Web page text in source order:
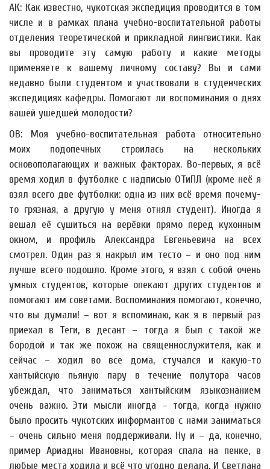
АК: Как известно, чукотская экспедиция проводится в том
числе и в рамках плана учебно-воспитательной работы
отделения теоретической и прикладной лингвистики. Как
вы проводите эту самую работу и какие методы
применяете к вашему личному составу? Вы и сами
недавно были студентом и участвовали в студенческих
экспедициях кафедры. Помогают ли воспоминания о днях
вашей ушедшей молодости?
ОВ: Моя учебно-воспитательная работа относительно
моих подопечных строилась на нескольких
основополагающих и важных факторах. Во-первых, я всё
время ходил в футболке с надписью ОТиПЛ (кроме неё я
взял всего две футболки: одна из них всё время почему-
то грязная, а другую у меня отнял студент). Иногда я
вешал её сушиться на верёвки прямо перед кухонным
окном, и профиль Александра Евгеньевича на всех
смотрел. Один раз я накрыл им тесто – и оно под ним
лучше всего подошло. Кроме этого, я взял с собой очень
умных студентов, которые опекают других студентов и
помогают им советами. Воспоминания помогают, конечно,
что вы думали! – вот я вспоминаю, как я в первый раз
приехал в Теги, в десант – тогда я был с такой же
бородой и так же похож на священнослужителя, как и
сейчас – ходил во все дома, стучался и какую-то
хантыйскую пьяную пару в течение полутора часов
убеждал, что заниматься хантыйским языкознанием
очень важно. Эти мысли иногда – тогда, когда нужно
было просить чукотских информантов с нами заниматься
– очень сильно меня поддерживали. Ну и – да, конечно,
пример Ариадны Ивановны, которая спала на пенке, в
любые места ходила и всё что угодно делала. И Светлана